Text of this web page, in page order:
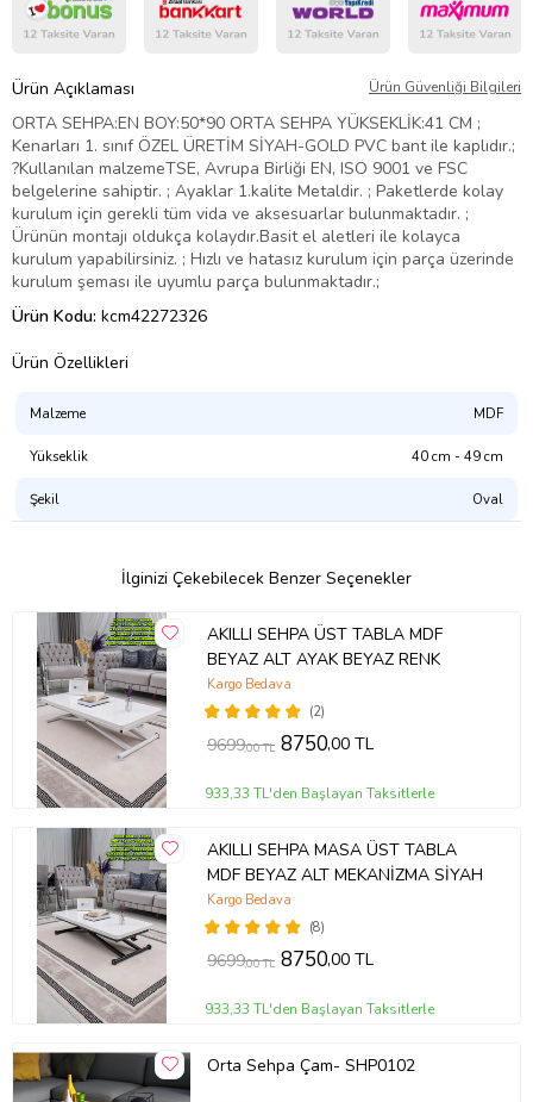
Ürün Açıklaması Ürün Güvenliği Bilgileri
ORTA SEHPA:EN BOY:50*90 ORTA SEHPA YÜKSEKLİK:41 CM ;
Kenarları 1. sınıf ÖZEL ÜRETİM SİYAH-GOLD PVC bant ile kaplıdır.;
?Kullanılan malzemeTSE, Avrupa Birliği EN, ISO 9001 ve FSC
belgelerine sahiptir. ; Ayaklar 1.kalite Metaldir. ; Paketlerde kolay
kurulum için gerekli tüm vida ve aksesuarlar bulunmaktadır. ;
Ürünün montajı oldukça kolaydır.Basit el aletleri ile kolayca
kurulum yapabilirsiniz. ; Hızlı ve hatasız kurulum için parça üzerinde
kurulum şeması ile uyumlu parça bulunmaktadır.;
Ürün Kodu: kcm42272326
Ürün Özellikleri
Malzeme MDF
Yükseklik 40 cm - 49 cm
Şekil Oval
İlginizi Çekebilecek Benzer Seçenekler
AKILLI SEHPA ÜST TABLA MDF
BEYAZ ALT AYAK BEYAZ RENK
(2)
Kargo Bedava
9699,00 TL 8750,00 TL
933,33 TL'den Başlayan Taksitlerle
AKILLI SEHPA MASA ÜST TABLA
MDF BEYAZ ALT MEKANİZMA SİYAH
(8)
Kargo Bedava
9699,00 TL 8750,00 TL
933,33 TL'den Başlayan Taksitlerle
Orta Sehpa Çam- SHP0102